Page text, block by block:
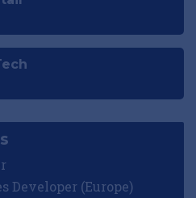
Developer (Europe)